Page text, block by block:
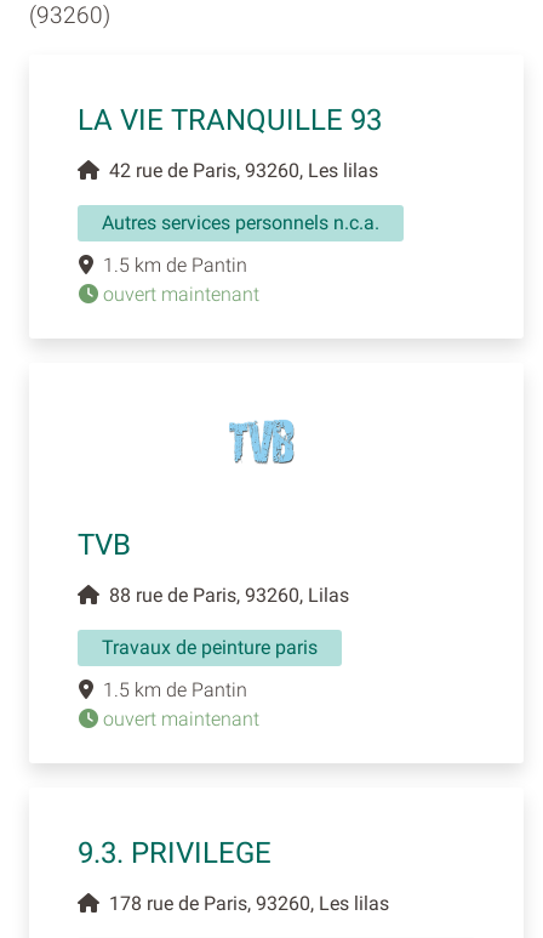
(93260)
LA VIE TRANQUILLE 93
42 rue de Paris, 93260, Les lilas
Autres services personnels n.c.a.
1.5 km de Pantin
ouvert maintenant
TVB
88 rue de Paris, 93260, Lilas
Travaux de peinture paris
1.5 km de Pantin
ouvert maintenant
9.3. PRIVILEGE
178 rue de Paris, 93260, Les lilas